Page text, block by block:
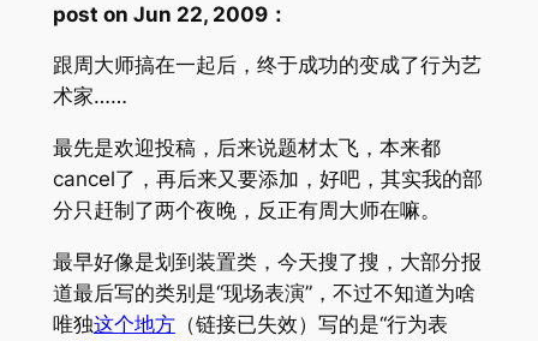
post on Jun 22, 2009：
跟周大师搞在一起后，终于成功的变成了行为艺
术家……
最先是欢迎投稿，后来说题材太飞，本来都
cancel了，再后来又要添加，好吧，其实我的部
分只赶制了两个夜晚，反正有周大师在嘛。
最早好像是划到装置类，今天搜了搜，大部分报
道最后写的类别是“现场表演”，不过不知道为啥
唯独这个地方（链接已失效）写的是“行为表